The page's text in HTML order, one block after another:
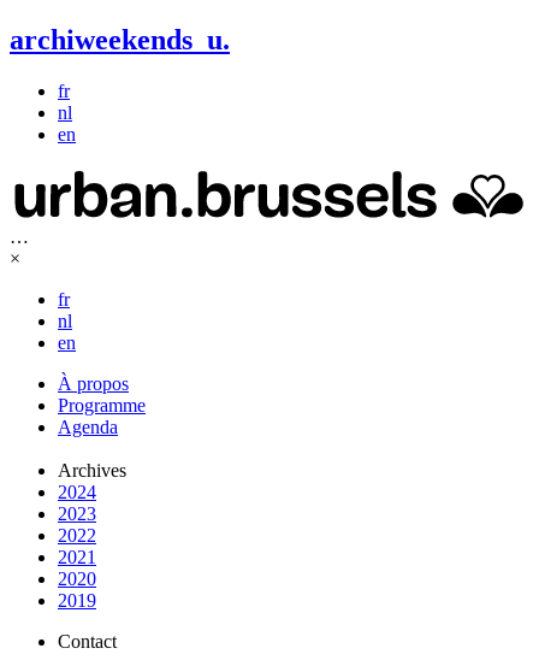
archiweekends u.
fr
nl
en
…
×
fr
nl
en
À propos
Programme
Agenda
Archives
2024
2023
2022
2021
2020
2019
Contact